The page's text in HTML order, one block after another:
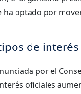
ha optado por
de interés
por el
oficiales